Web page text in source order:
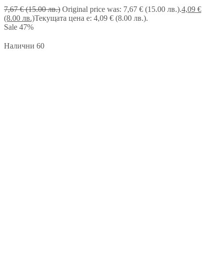
7,67€ (15.00 лв.) Original price was: 7,67 € (15.00 лв.).4,09 €
(8.00 лв.)Текущата цена е: 4,09 € (8.00 лв.).
Sale 47%
Налични 60